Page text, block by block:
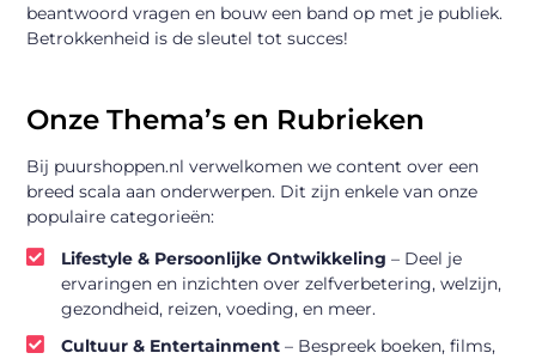
beantwoord vragen en bouw een band op met je publiek.
Betrokkenheid is de sleutel tot succes!
Onze Thema’s en Rubrieken
Bij puurshoppen.nl verwelkomen we content over een
breed scala aan onderwerpen. Dit zijn enkele van onze
populaire categorieën:
Lifestyle & Persoonlijke Ontwikkeling – Deel je
ervaringen en inzichten over zelfverbetering, welzijn,
gezondheid, reizen, voeding, en meer.
Cultuur & Entertainment– Bespreek boeken, films,